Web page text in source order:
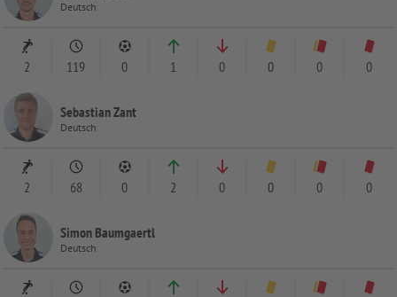
Deutsch
2 119 0 1 0 0 0 0
Sebastian Zant
Deutsch
2 68 0 2 0 0 0 0
Simon Baumgaertl
Deutsch